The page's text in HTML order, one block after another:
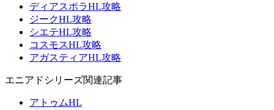
ディアスポラHL攻略
ジークHL攻略
シエテHL攻略
コスモスHL攻略
アガスティアHL攻略
エニアドシリーズ関連記事
アトゥムHL